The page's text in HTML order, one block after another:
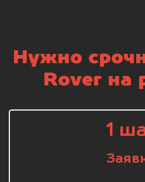
Нужно
Rover на
1